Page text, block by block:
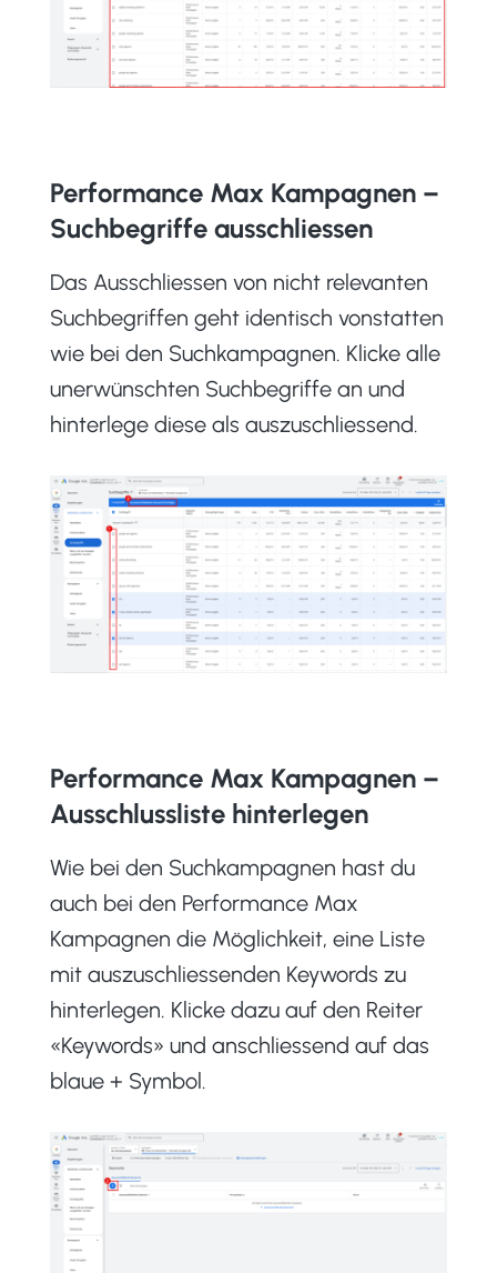
Performance Max Kampagnen –
Suchbegriffe ausschliessen
Das Ausschliessen von nicht relevanten
Suchbegriffen geht identisch vonstatten
wie bei den Suchkampagnen. Klicke alle
unerwünschten Suchbegriffe an und
hinterlege diese als auszuschliessend.
Performance Max Kampagnen –
Ausschlussliste hinterlegen
Wie bei den Suchkampagnen hast du
auch bei den Performance Max
Kampagnen die Möglichkeit, eine Liste
mit auszuschliessenden Keywords zu
hinterlegen. Klicke dazu auf den Reiter
«Keywords» und anschliessend auf das
blaue + Symbol.